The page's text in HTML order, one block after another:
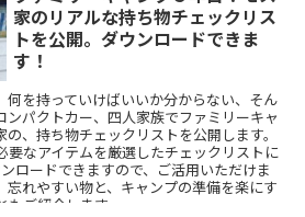
家のリアルな持ち物チェックリス
トを公開。ダウンロードできま
す！
何を持っていけばいいか分からない、そん
ンパクトカー、四人家族でファミリーキャ
、持ち物チェックリストを公開します。
要なアイテムを厳選したチェックリストに
ロードできますので、ご活用いただけま
忘れやすい物と、キャンプの準備を楽にす
ご紹介します。